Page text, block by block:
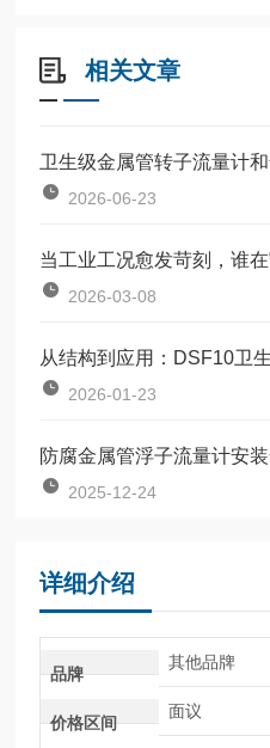
相关文章
2026-06-23
2026-03-08
2026-01-23
2025-12-24
详细介绍
品牌
其他品牌
价格区间
面议